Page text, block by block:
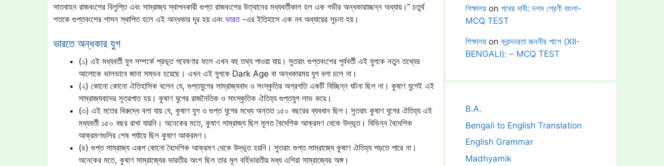
সাতবাহন রাজবংশের বিলুপ্তি এবং সাম্রাজ্য স্থাপনকারী গুপ্ত রাজবংশের উত্থানের মধ্যবর্তীকাল হল এক গভীর অন্ধকারাচ্ছন্ন অধ্যায়।” চতুর্থ
শতকে গুপ্তবংশের শাসন স্থাপিত হলে এই অন্ধকার দূর হয় এবং ভারত-এর ইতিহাসে এক নব অধ্যায়ের সূচনা হয়।
ভারতে অন্ধকার যুগ
(১) এই মধ্যবর্তী যুগ সম্পর্কে প্রভূত গবেষণার ফলে এখন বহু তথ্য পাওয়া যায়। সুতরাং গুপ্তবংশের পূর্ববর্তী এই যুগকে নতুন তথ্যের
আলোকে ভালভাবে জানা সম্ভব হয়েছে। এখন এই যুগকে Dark Age বা অন্ধকারময় যুগ বলা চলে না।
(২) কোনো কোনো ঐতিহাসিক বলেন যে, গুপ্তযুগের সাম্রাজ্যবাদ ও সংস্কৃতির অগ্রগতি একটি বিচ্ছিন্ন ঘটনা ছিল না। কুষাণ যুগেই এই
সাম্রাজ্যবাদের সূত্রপাত হয়। কুষাণ যুগের রাজনৈতিক ও সাংস্কৃতিক ঐতিহ্য গুপ্তযুগ লাভ করে।
(৩) এই মতের বিরুদ্ধে বলা যায় যে, কুষাণ যুগ ও গুপ্ত যুগের মধ্যে অন্তত ১৫০ বছরের ব্যবধান ছিল। সুতরাং কুষাণ যুগের ঐতিহ্য এই
মধ্যবর্তী ১৫০ বছর রাখা যায়নি। অনেকের মতে, কুষাণ সাম্রাজ্য ছিল মূলত বৈদেশিক আক্রমণ থেকে উদ্ভূত। বিভিন্ন বৈদেশিক
আক্রমণগুলির শেষ পর্যায়ে ছিল কুষাণ আক্রমণ।
(৪) গুপ্ত সাম্রাজ্য এরূপ কোনো বৈদেশিক আক্রমণ থেকে উদ্ভূত হয়নি। সুতরাং গুপ্ত সাম্রাজ্যে কুষাণ ঐতিহ্য পড়তে পারে না।
অনেকের মতে, কুষাণ সাম্রাজ্যের ভারতীয় অংশ ছিল তার মূল বর্হিভারতীয় মধ্য এশিয়া সাম্রাজ্যের অঙ্গ।
শিক্ষালয়on পথের দাবী: দশম শ্রেণী বাংলা-
MCQ TEST
শিক্ষালয়onক্রন্দনরতা জননীর পাশে (XII-
BENGALI): – MCQ TEST
B.A.
Bengali to English Translation
English Grammar
Madhyamik